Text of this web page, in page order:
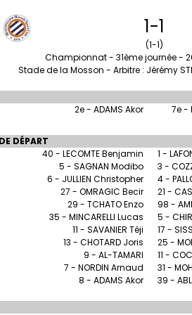
1-1
(1-1)
Championnat - 31ème journée -
Stade de la Mosson - Arbitre : Jérémy
2e - ADAMS Akor 7e -
DÉPART
40 - LECOMTE Benjamin
5 - SAGNAN Modibo
6 - JULLIEN Christopher
27 - OMRAGIC Becir
29 - TCHATO Enzo
35 - MINCARELLI Lucas
11 - SAVANIER Téji
13 - CHOTARD Joris
9 - AL-TAMARI
7 - NORDIN Arnaud
8 - ADAMS Akor
1 -
3 -
4 -
21 -
98 -
5 -
17 -
25 -
11 -
31 -
39 -